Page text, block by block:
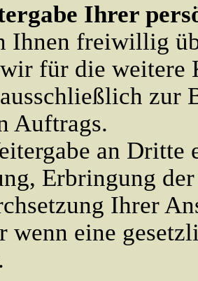
Ihrer
Ihnen freiwillig
für die weitere
zur
Auftrags.
an
Erbringung
Ihrer
wenn eine